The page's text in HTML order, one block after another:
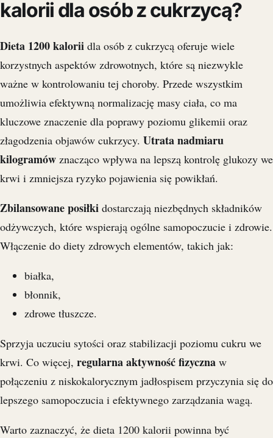
kalorii dla osób z cukrzycą?
Dieta 1200 kalorii dla osób z cukrzycą oferuje wiele
korzystnych aspektów zdrowotnych, które są niezwykle
ważne w kontrolowaniu tej choroby. Przede wszystkim
umożliwia efektywną normalizację masy ciała, co ma
kluczowe znaczenie dla poprawy poziomu glikemii oraz
złagodzenia objawów cukrzycy. Utrata nadmiaru
kilogramów znacząco wpływa na lepszą kontrolę glukozy we
krwi i zmniejsza ryzyko pojawienia się powikłań.
Zbilansowane posiłki dostarczają niezbędnych składników
odżywczych, które wspierają ogólne samopoczucie i zdrowie.
Włączenie do diety zdrowych elementów, takich jak:
białka,
błonnik,
zdrowe tłuszcze.
Sprzyja uczuciu sytości oraz stabilizacji poziomu cukru we
krwi. Co więcej, regularna aktywność fizyczna w
połączeniu z niskokalorycznym jadłospisem przyczynia się do
lepszego samopoczucia i efektywnego zarządzania wagą.
Warto zaznaczyć, że dieta 1200 kalorii powinna być